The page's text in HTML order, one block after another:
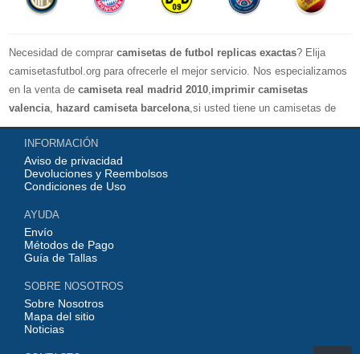
Necesidad de comprar camisetas de futbol replicas exactas? Elija
camisetasfutbol.org para ofrecerle el mejor servicio. Nos especializamos
en la venta de camiseta real madrid 2010,imprimir camisetas
valencia, hazard camiseta barcelona,si usted tiene un camisetas de
futbol favorito, le damos la bienvenida a nuestra tienda paracomprar, le
damos el mayor descuento, compras por más de 99 € envío gratis.
¡Elíjanos, elija un buen estado de ánimo, gracias por su compra!
INFORMACIÓN
Aviso de privacidad
Devoluciones y Reembolsos
Condiciones de Uso
AYUDA
Envío
Métodos de Pago
Guía de Tallas
SOBRE NOSOTROS
Sobre Nosotros
Mapa del sitio
Noticias